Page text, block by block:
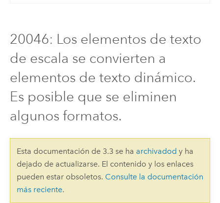
20046: Los elementos de texto
de escala se convierten a
elementos de texto dinámico.
Es posible que se eliminen
algunos formatos.
Esta documentación de 3.3 se ha archivadod y ha
dejado de actualizarse. El contenido y los enlaces
pueden estar obsoletos. Consulte la documentación
más reciente.